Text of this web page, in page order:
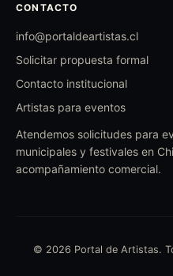
CONTACTO
info@portaldeartistas.cl
Solicitar propuesta formal
Contacto institucional
Artistas para eventos
Atendemos solicitudes para
municipales y festivales en
acompañamiento comercial.
© 2026 Portal de Artistas.